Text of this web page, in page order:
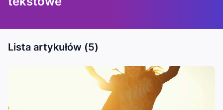
Lista artykułów (5)